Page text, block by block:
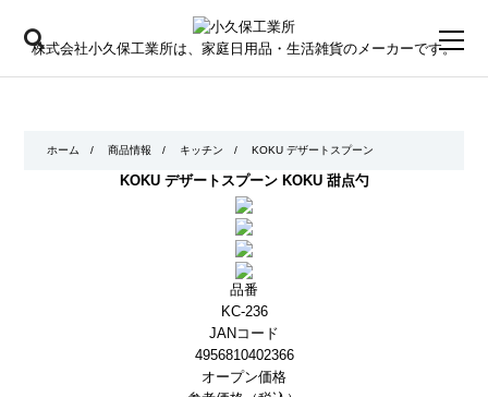
株式会社小久保工業所は、家庭日用品・生活雑貨のメーカーです。
toggle
ホーム / 商品情報 / キッチン / KOKU デザートスプーン
KOKU デザートスプーン KOKU 甜点勺
品番
KC-236
JANコード
4956810402366
オープン価格